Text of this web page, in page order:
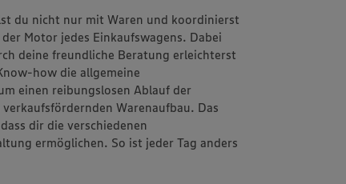
du nicht nur mit Waren und koordinierst
Motor jedes Einkaufswagens. Dabei
deine freundliche Beratung erleichterst
how die allgemeine
einen reibungslosen Ablauf der
Warenaufbau. Das
dir die verschiedenen
ermöglichen. So ist jeder Tag anders